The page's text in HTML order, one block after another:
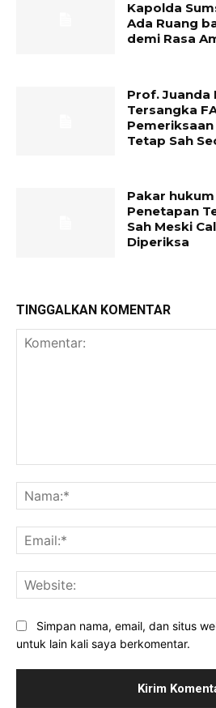
Kapolda
Ada Ruang
demi Rasa
Prof. Juanda
Tersangka
Tetap Sah
Pakar
Penetapan
Sah Meski
Diperiksa
TINGGALKAN KOMENTAR
Simpan nama, email, dan situs
untuk lain kali saya berkomentar.